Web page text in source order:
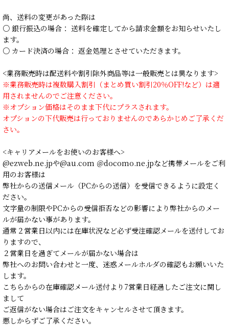
尚、送料の変更があった際は
○ 銀行振込の場合： 送料を確定してから請求金額をお知らせいたし
ます。
○ カード決済の場合： 返金処理とさせていただきます。
<業務販売時は配送料や割引除外商品等は一般販売とは異なります>
※業務販売時は複数購入割引（まとめ買い割引20％OFF!など）は適
用されませんのでご注意ください。
※オプション価格はそのまま下代にプラスされます。
オプションの下代販売は行っておりませんのであらかじめご了承くだ
さい。
<キャリアメールをお使いのお客様へ>
@ezweb.ne.jpや@au.com ＠docomo.ne.jpなど携帯メールをご利
用のお客様は
弊社からの送信メール（PCからの送信）を受信できるように設定く
ださい。
文字量の制限やPCからの受信拒否などの影響により弊社からのメー
ルが届かない事があります。
通常２営業日以内には在庫状況など必ず受注確認メールを送付してお
りますので、
２営業日を過ぎてメールが届かない場合は
弊社へのお問い合わせと一度、迷惑メールホルダの確認もお願いいた
します。
こちらからの在庫確認メール送付より7営業日経過したご注文に関し
まして
ご返信がない場合はご注文をキャンセルさせて頂きます。
悪しからずご了承ください。